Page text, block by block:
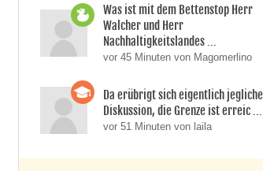
Was ist mit dem Bettenstop Herr
Walcher und Herr
Nachhaltigkeitslandes ...
vor 45 Minuten von Magomerlino
Da erübrigt sich eigentlich jegliche
Diskussion, die Grenze ist erreic ...
vor 51 Minuten von laila